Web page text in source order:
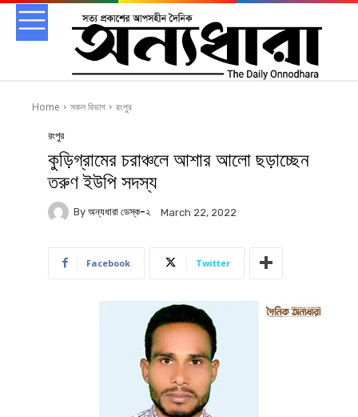
Home সকল বিভাগ রংপুর
রংপুর
কুড়িগ্রামের চরাঞ্চলে আশার আলো ছড়াচ্ছেন
তরুণ ইউপি সদস্য
By অন্যধারা ডেস্ক-২ March 22, 2022
Facebook Twitter